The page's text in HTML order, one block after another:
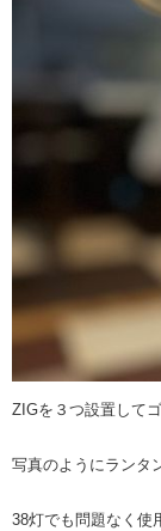
ZIGを３つ設置して
写真のようにランタ
38灯でも問題なく使